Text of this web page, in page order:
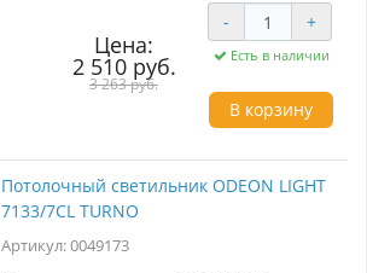
бренда Bridgelux, 3 цвета корпуса:
брашированный бронзовый, черный и белый.
Цена:
2 510 руб.
3 263 руб.
- +
Есть в наличии
В корзину
Потолочный светильник ODEON LIGHT
7133/7CL TURNO
Артикул: 0049173